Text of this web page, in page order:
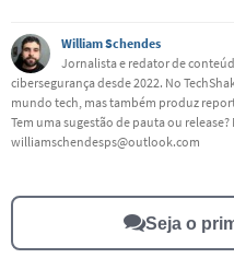
Este conteúdo contém
Este conteúdo não tem a
Outro
William Schendes
Jornalista e redator de
cibersegurança desde 2022. No
mundo tech, mas também produz
Tem uma sugestão de pauta ou release?
williamschendesps@outlook.com
Seja o